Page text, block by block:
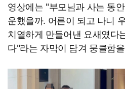
영상에는 "부모님과 사는 동
운했을까. 어른이 되고 나니
치열하게 만들어낸 요새였다
다"라는 자막이 담겨 뭉클함